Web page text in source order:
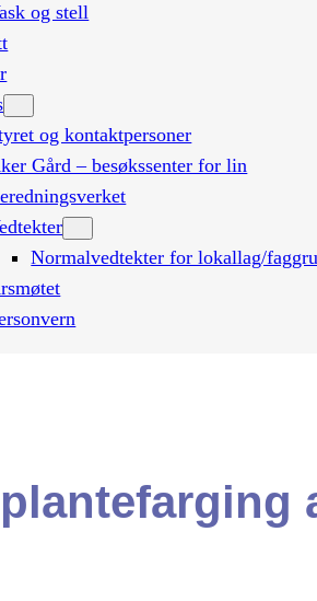
og stell
og kontaktpersoner
Gård – besøkssenter for lin
Normalvedtekter for lokallag/